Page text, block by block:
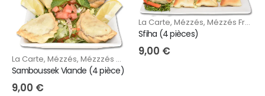
La Carte, Mézzés, Mézzzés Chauds
Samboussek Viande (4 pièce)
9,00 €
La Carte, Mézzés, Mézzés Froids
Sfiha (4 pièces)
9,00 €